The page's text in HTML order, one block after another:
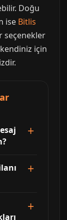
Doğu
ise Bitlis
seçenekler
için